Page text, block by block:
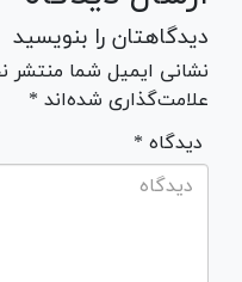
دیدگاهتان را بنویسید
نشانی ایمیل شما منتشر
علامت‌گذاری شده‌اند *
* دیدگاه